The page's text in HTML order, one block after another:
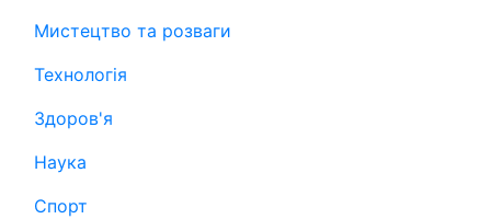
Мистецтво та розваги
Технологія
Здоров'я
Наука
Спорт